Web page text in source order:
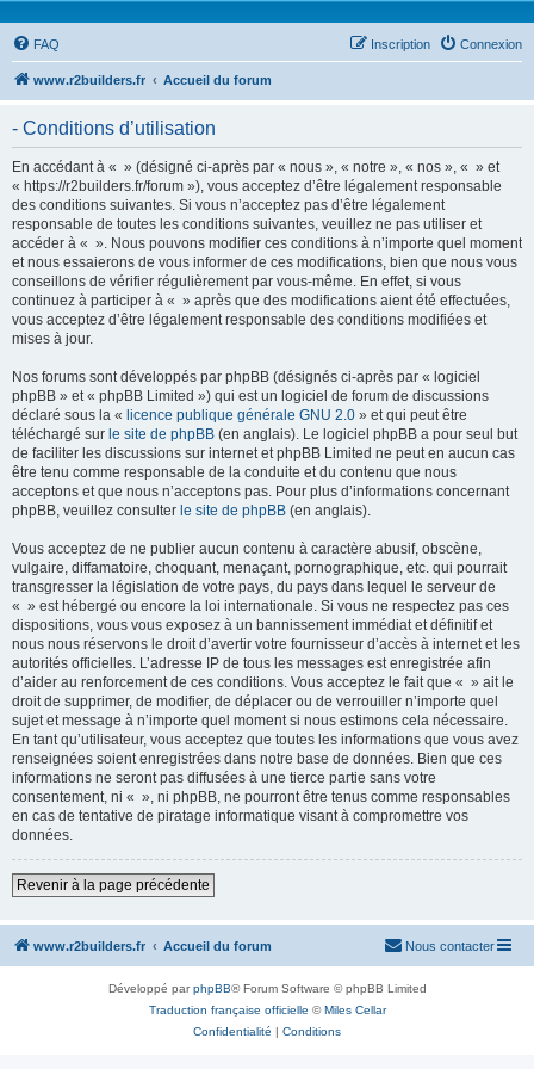
FAQ Connexion
Inscription
www.r2builders.fr Accueil du forum
- Conditions d’utilisation
En accédant à « » (désigné ci-après par « nous », « notre », « nos », « » et
« https://r2builders.fr/forum »), vous acceptez d’être légalement responsable
des conditions suivantes. Si vous n’acceptez pas d’être légalement
responsable de toutes les conditions suivantes, veuillez ne pas utiliser et
accéder à « ». Nous pouvons modifier ces conditions à n’importe quel moment
et nous essaierons de vous informer de ces modifications, bien que nous vous
conseillons de vérifier régulièrement par vous-même. En effet, si vous
continuez à participer à « » après que des modifications aient été effectuées,
vous acceptez d’être légalement responsable des conditions modifiées et
mises à jour.
Nos forums sont développés par phpBB (désignés ci-après par « logiciel
phpBB » et « phpBB Limited ») qui est un logiciel de forum de discussions
déclaré sous la « licence publique générale GNU 2.0 » et qui peut être
téléchargé sur le site de phpBB (en anglais). Le logiciel phpBB a pour seul but
de faciliter les discussions sur internet et phpBB Limited ne peut en aucun cas
être tenu comme responsable de la conduite et du contenu que nous
acceptons et que nous n’acceptons pas. Pour plus d’informations concernant
phpBB, veuillez consulter le site de phpBB (en anglais).
Vous acceptez de ne publier aucun contenu à caractère abusif, obscène,
vulgaire, diffamatoire, choquant, menaçant, pornographique, etc. qui pourrait
transgresser la législation de votre pays, du pays dans lequel le serveur de
« » est hébergé ou encore la loi internationale. Si vous ne respectez pas ces
dispositions, vous vous exposez à un bannissement immédiat et définitif et
nous nous réservons le droit d’avertir votre fournisseur d’accès à internet et les
autorités officielles. L’adresse IP de tous les messages est enregistrée afin
d’aider au renforcement de ces conditions. Vous acceptez le fait que « » ait le
droit de supprimer, de modifier, de déplacer ou de verrouiller n’importe quel
sujet et message à n’importe quel moment si nous estimons cela nécessaire.
En tant qu’utilisateur, vous acceptez que toutes les informations que vous avez
renseignées soient enregistrées dans notre base de données. Bien que ces
informations ne seront pas diffusées à une tierce partie sans votre
consentement, ni « », ni phpBB, ne pourront être tenus comme responsables
en cas de tentative de piratage informatique visant à compromettre vos
données.
Revenir à la page précédente
www.r2builders.fr Accueil du forum Nous contacter
Développé parphpBB® Forum Software © phpBB Limited
Traduction française officielle ©Miles Cellar
Confidentialité | Conditions